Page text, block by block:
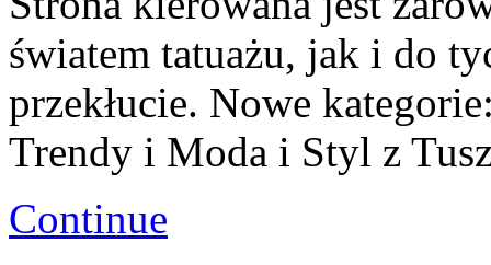
światem tatuażu, jak i do
przekłucie. Nowe
Trendy i Moda i Styl z
Continue